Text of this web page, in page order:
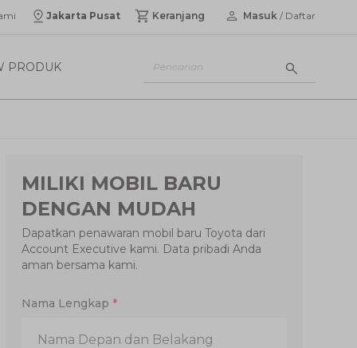
Jakarta Pusat Keranjang Masuk / Daftar
PRODUK
MILIKI MOBIL BARU
DENGAN MUDAH
Dapatkan penawaran mobil baru Toyota dari
Account Executive kami. Data pribadi Anda
aman bersama kami.
Nama Lengkap *